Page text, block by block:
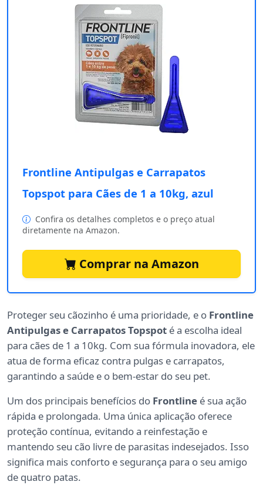
Frontline Antipulgas e Carrapatos
Topspot para Cães de 1 a 10kg, azul
Confira os detalhes completos e o preço atual
diretamente na Amazon.
Comprar na Amazon
Proteger seu cãozinho é uma prioridade, e o Frontline
Antipulgas e Carrapatos Topspot é a escolha ideal
para cães de 1 a 10kg. Com sua fórmula inovadora, ele
atua de forma eficaz contra pulgas e carrapatos,
garantindo a saúde e o bem-estar do seu pet.
Um dos principais benefícios do Frontline é sua ação
rápida e prolongada. Uma única aplicação oferece
proteção contínua, evitando a reinfestação e
mantendo seu cão livre de parasitas indesejados. Isso
significa mais conforto e segurança para o seu amigo
de quatro patas.